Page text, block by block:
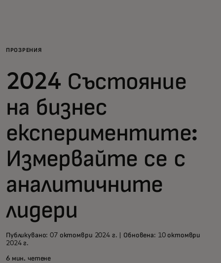
За бизнес
За света
За иноватори
Новини и тенденции
ПРОЗРЕНИЯ
2024 Състояние
на бизнес
експериментите:
Измервайте се с
аналитичните
лидери
Публикувано: 07 октомври 2024 г. | Обновена: 10 октомври
2024 г.
6 мин. четене